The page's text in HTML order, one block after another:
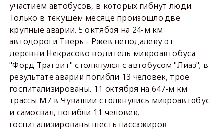
участием автобусов, в которых гибнут люди.
Только в текущем месяце произошло две
крупные аварии. 5 октября на 24-м км
автодороги Тверь - Ржев неподалеку от
деревни Некрасово водитель микроавтобуса
"Форд Транзит" столкнулся с автобусом "Лиаз"; в
результате аварии погибли 13 человек, трое
госпитализированы. 11 октября на 647-м км
трассы М7 в Чувашии столкнулись микроавтобус
и самосвал, погибли 11 человек,
госпитализированы шесть пассажиров